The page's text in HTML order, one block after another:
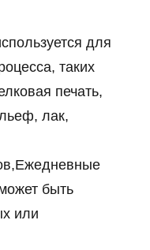
для
таких
печать,
лак,
быть
или